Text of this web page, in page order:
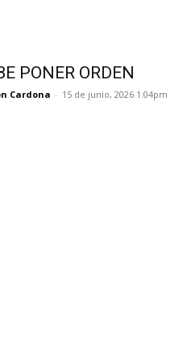
PONER ORDEN
Cardona - 15 de junio, 2026 1:04pm